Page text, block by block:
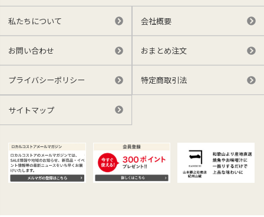
私たちについて 会社概要
お問い合わせ おまとめ注文
プライバシーポリシー 特定商取引法
サイトマップ